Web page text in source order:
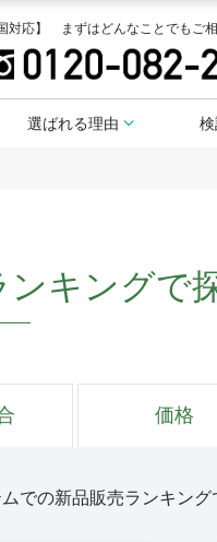
国対応】 まずはどんなことでもご
選ばれる理由
ンキングで
価格
での新品販売ランキング